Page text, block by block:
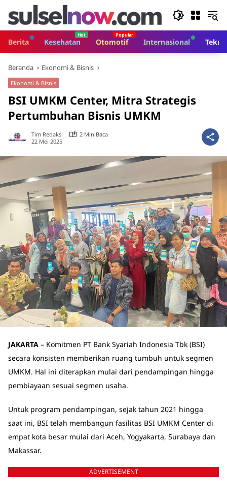
Langsung
konten
Berita
Kesehatan Otomotif Internasional
Beranda Ekonomi & Bisnis
Ekonomi & Bisnis
BSI UMKM Center, Mitra Strategis
Pertumbuhan Bisnis UMKM
Tim Redaksi
2 Min Baca
22 Mei 2025
JAKARTA – Komitmen PT Bank Syariah Indonesia Tbk (BSI)
secara konsisten memberikan ruang tumbuh untuk segmen
UMKM. Hal ini diterapkan mulai dari pendampingan hingga
pembiayaan sesuai segmen usaha.
Untuk program pendampingan, sejak tahun 2021 hingga
saat ini, BSI telah membangun fasilitas BSI UMKM Center di
empat kota besar mulai dari Aceh, Yogyakarta, Surabaya dan
Makassar.
ADVERTISEMENT